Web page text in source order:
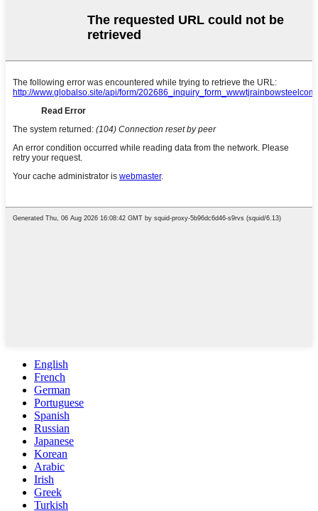
English
French
German
Portuguese
Spanish
Russian
Japanese
Korean
Arabic
Irish
Greek
Turkish